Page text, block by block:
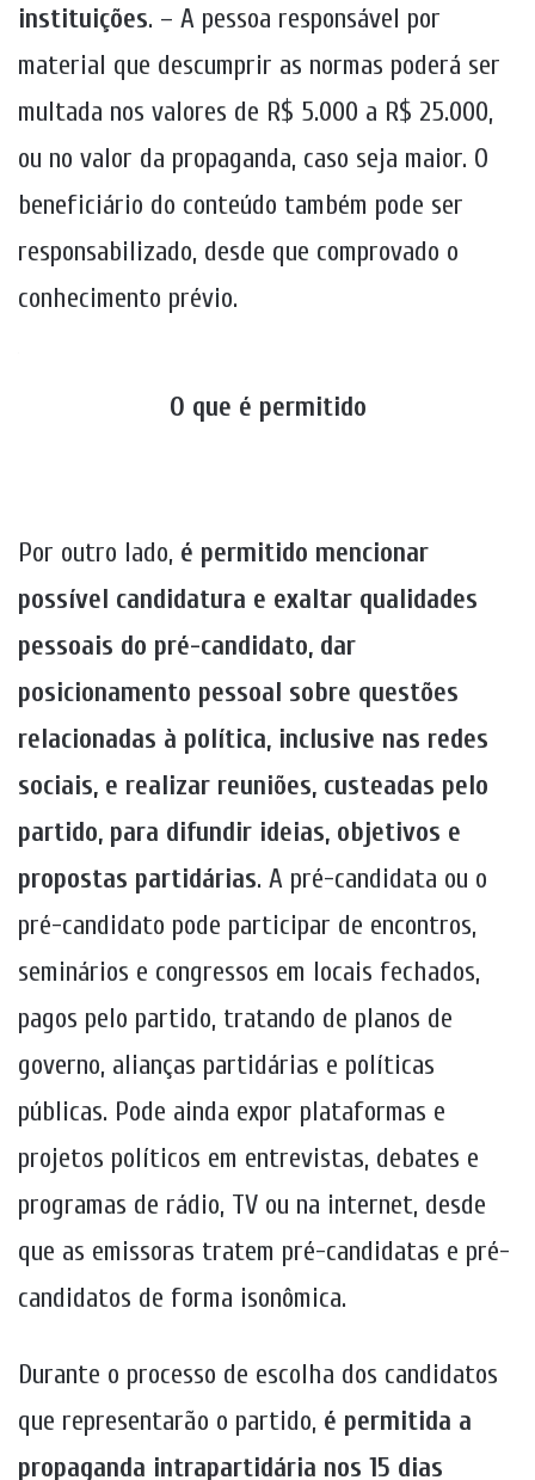
instituições. – A pessoa responsável por
material que descumprir as normas poderá ser
multada nos valores de R$ 5.000 a R$ 25.000,
ou no valor da propaganda, caso seja maior. O
beneficiário do conteúdo também pode ser
responsabilizado, desde que comprovado o
conhecimento prévio.
O que é permitido
Por outro lado, é permitido mencionar
possível candidatura e exaltar qualidades
pessoais do pré-candidato, dar
posicionamento pessoal sobre questões
relacionadas à política, inclusive nas redes
sociais, e realizar reuniões, custeadas pelo
partido, para difundir ideias, objetivos e
propostas partidárias. A pré-candidata ou o
pré-candidato pode participar de encontros,
seminários e congressos em locais fechados,
pagos pelo partido, tratando de planos de
governo, alianças partidárias e políticas
públicas. Pode ainda expor plataformas e
projetos políticos em entrevistas, debates e
programas de rádio, TV ou na internet, desde
que as emissoras tratem pré-candidatas e pré-
candidatos de forma isonômica.
Durante o processo de escolha dos candidatos
que representarão o partido, é permitida a
propaganda intrapartidária nos 15 dias